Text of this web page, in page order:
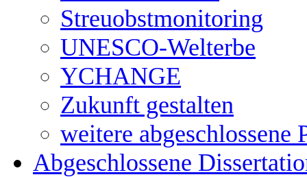
Streuobstmonitoring
UNESCO-Welterbe
YCHANGE
Zukunft gestalten
weitere abgeschlossene
Abgeschlossene